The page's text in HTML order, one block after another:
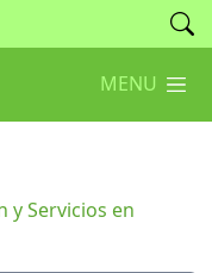
MENU
y Servicios en